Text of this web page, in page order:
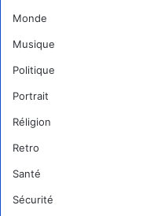
Monde
Musique
Politique
Portrait
Réligion
Retro
Santé
Sécurité